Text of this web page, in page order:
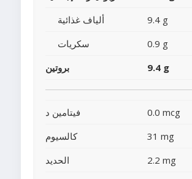
ألياف غذائية
9.4 g
سكريات
0.9 g
بروتين
9.4 g
فيتامين د 0.0 mcg
كالسيوم
31 mg
الحديد
2.2 mg